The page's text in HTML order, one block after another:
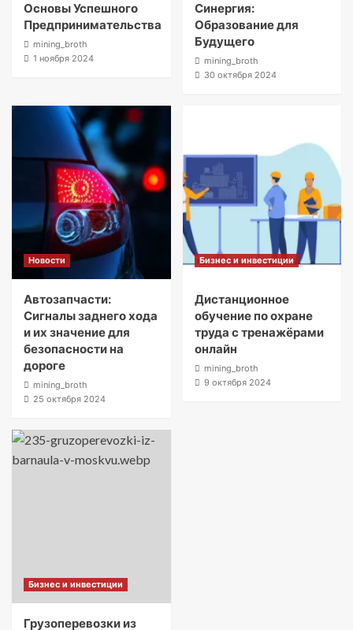
Основы Успешного
Предпринимательства
mining_broth
1 ноября 2024
Синергия:
Образование для
Будущего
mining_broth
30 октября 2024
Новости
Автозапчасти:
Сигналы заднего хода
и их значение для
безопасности на
дороге
mining_broth
25 октября 2024
Бизнес и инвестиции
Дистанционное
обучение по охране
труда с тренажёрами
онлайн
mining_broth
9 октября 2024
Бизнес и инвестиции
Грузоперевозки из